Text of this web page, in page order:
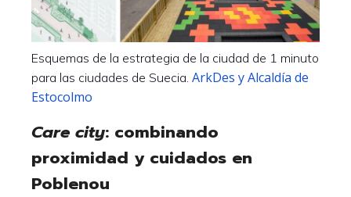
Esquemas de la estrategia de la ciudad de 1 minuto
para las ciudades de Suecia. ArkDes y Alcaldía de
Estocolmo
Care city: combinando
proximidad y cuidados en
Poblenou